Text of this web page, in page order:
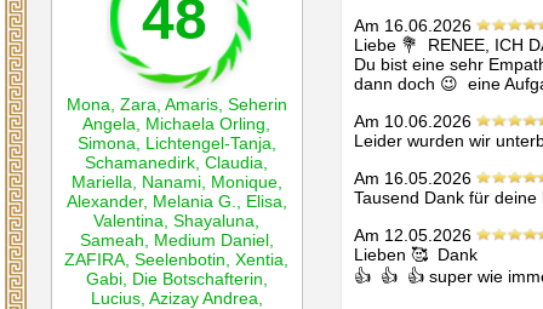
48
Mona Zara Amaris Seherin
Angela
Michaela Orling
Simona
Lichtengel-Tanja
Schamanedirk ,Claudia
Mariella
Nanami Monique
Alexander, Melania G. Elisa
Valentina ,Shayaluna
Sameah
Medium Daniel
ZAFIRA ,Seelenbotin ,Xentia
Gabi Die Botschafterin
Lucius Azizay Andrea
Am 16.06.2026
Liebe 💐  RENEE, ICH
Du bist eine sehr
dann doch 😉  eine
Am 10.06.2026
Leider wurden wir
Am 16.05.2026
Tausend Dank für
Am 12.05.2026
Lieben 🥰  Dank
👍  👍  👍 super wie